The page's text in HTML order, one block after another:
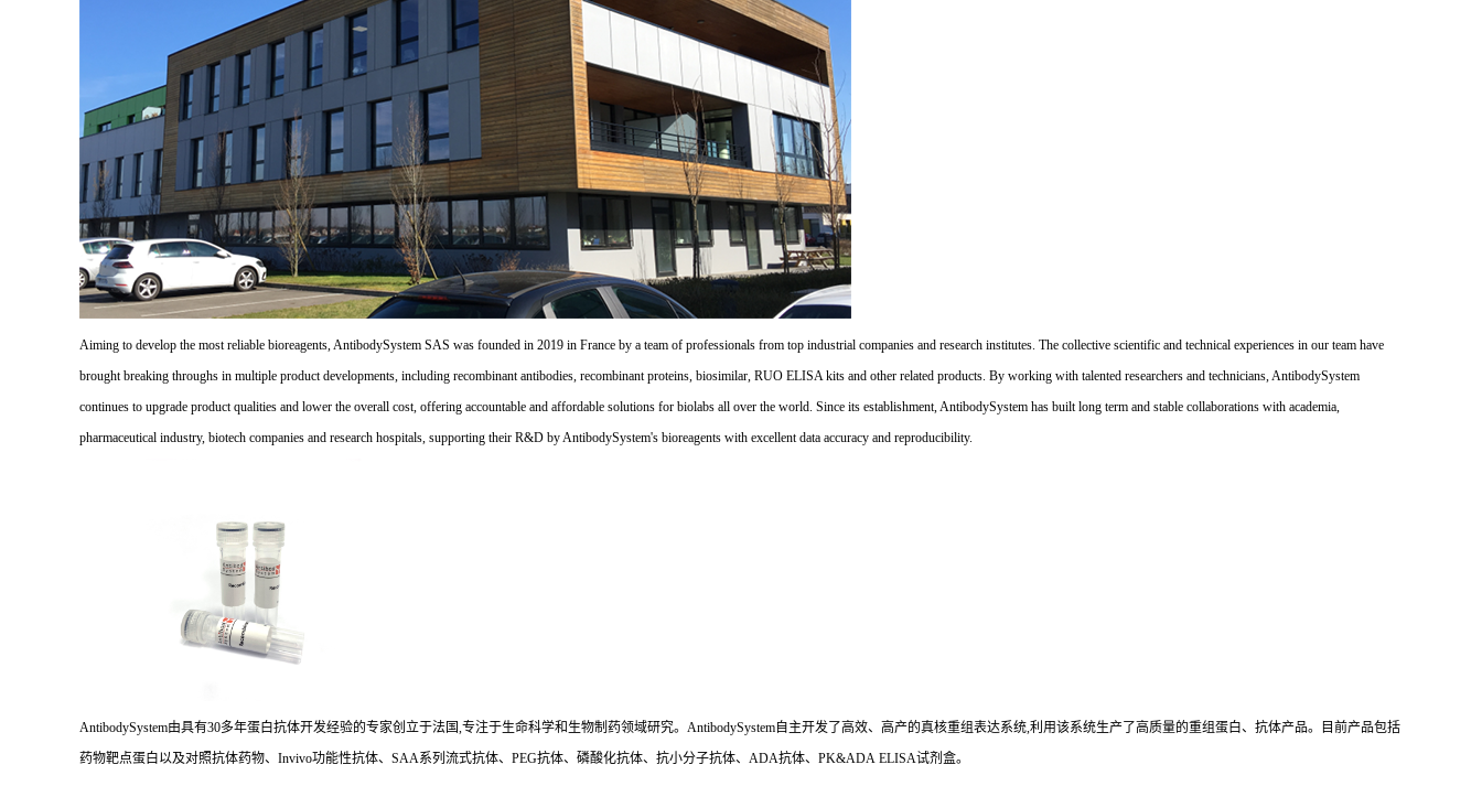
Aiming to develop the most reliable bioreagents, AntibodySystem SAS was founded in 2019 in France by a team of professionals from top industrial companies and research institutes. The collective scientific and technical experiences in our team have
brought breaking throughs in multiple product developments, including recombinant antibodies, recombinant proteins, biosimilar, RUO ELISA kits and other related products. By working with talented researchers and technicians, AntibodySystem
continues to upgrade product qualities and lower the overall cost, offering accountable and affordable solutions for biolabs all over the world. Since its establishment, AntibodySystem has built long term and stable collaborations with academia,
pharmaceutical industry, biotech companies and research hospitals, supporting their R&D by AntibodySystem's bioreagents with excellent data accuracy and reproducibility.
AntibodySystem由具有30多年蛋白抗体开发经验的专家创立于法国,专注于生命科学和生物制药领域研究。AntibodySystem自主开发了高效、高产的真核重组表达系统,利用该系统生产了高质量的重组蛋白、抗体产品。目前产品包括
药物靶点蛋白以及对照抗体药物、Invivo功能性抗体、SAA系列流式抗体、PEG抗体、磷酸化抗体、抗小分子抗体、ADA抗体、PK&ADA ELISA试剂盒。